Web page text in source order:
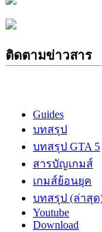
ติดตามข่าวสาร
Guides
บทสรุป
บทสรุป GTA 5
สารบัญเกมส์
เกมส์ย้อนยุค
บทสรุป (ล่าสุด
Youtube
Download